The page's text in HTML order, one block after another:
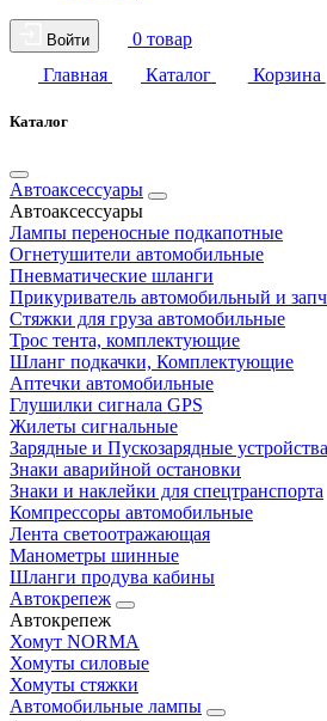
Войти
0 товар
Главная
Каталог Корзина
Каталог
Автоаксессуары
Автоаксессуары
Лампы переносные подкапотные
Огнетушители автомобильные
Пневматические шланги
Прикуриватель автомобильный и
Стяжки для груза автомобильные
Трос тента, комплектующие
Шланг подкачки, Комплектующие
Аптечки автомобильные
Глушилки сигнала GPS
Жилеты сигнальные
Зарядные и Пускозарядные устройства
Знаки аварийной остановки
Знаки и наклейки для спецтранспорта
Компрессоры автомобильные
Лента светоотражающая
Манометры шинные
Шланги продува кабины
Автокрепеж
Автокрепеж
Хомут NORMA
Хомуты силовые
Хомуты стяжки
Автомобильные лампы